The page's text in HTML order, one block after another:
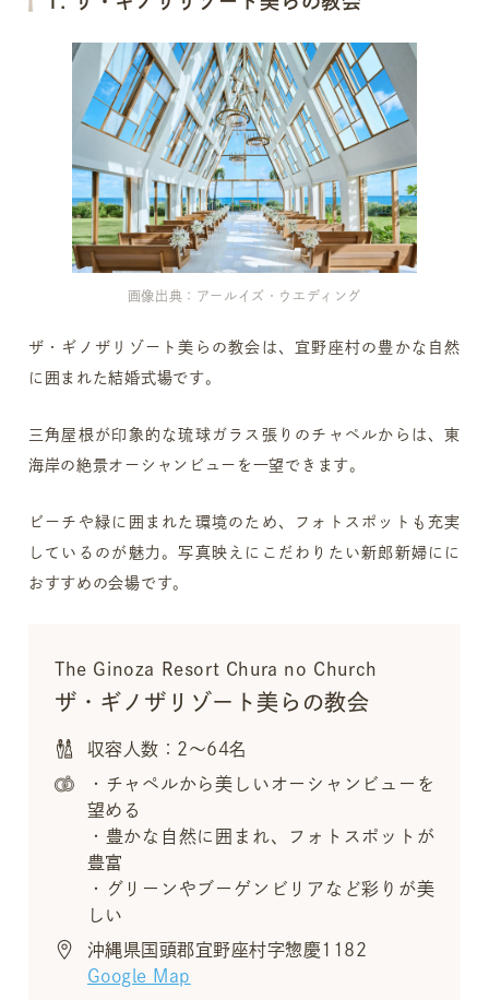
画像出典：アールイズ・ウエディング
ザ・ギノザリゾート美らの教会は、宜野座村の豊かな自然
に囲まれた結婚式場です。
三角屋根が印象的な琉球ガラス張りのチャペルからは、東
海岸の絶景オーシャンビューを一望できます。
ビーチや緑に囲まれた環境のため、フォトスポットも充実
しているのが魅力。写真映えにこだわりたい新郎新婦にに
おすすめの会場です。
The Ginoza Resort Chura no Church
ザ・ギノザリゾート美らの教会
収容人数：2～64名
・チャペルから美しいオーシャンビューを
望める
・豊かな自然に囲まれ、フォトスポットが
豊富
・グリーンやブーゲンビリアなど彩りが美
しい
沖縄県国頭郡宜野座村字惣慶1182
Google Map